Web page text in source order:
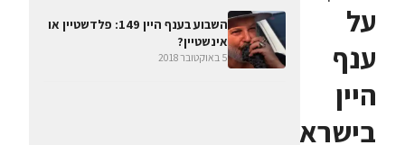
על
ענף
היין
בישראל,
השבוע בענף היין 149: פלדשטיין או
אינשטיין?
5 באוקטובר 2018